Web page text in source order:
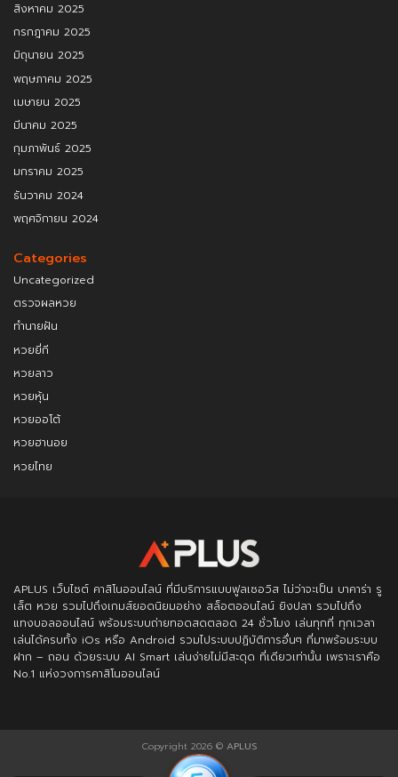
สิงหาคม 2025
กรกฎาคม 2025
มิถุนายน 2025
พฤษภาคม 2025
เมษายน 2025
มีนาคม 2025
กุมภาพันธ์ 2025
มกราคม 2025
ธันวาคม 2024
พฤศจิกายน 2024
Categories
Uncategorized
ตรวจผลหวย
ทำนายฝัน
หวยยี่กี
หวยลาว
หวยหุ้น
หวยออโต้
หวยฮานอย
หวยไทย
APLUS เว็บไซต์ คาสิโนออนไลน์ ที่มีบริการแบบฟูลเซอวิส ไม่ว่าจะเป็น บาคาร่า รู
เล็ต หวย รวมไปถึงเกมส์ยอดนิยมอย่าง สล็อตออนไลน์ ยิงปลา รวมไปถึง
แทงบอลออนไลน์ พร้อมระบบถ่ายทอดสดตลอด 24 ชั่วโมง เล่นทุกที่ ทุกเวลา
เล่นได้ครบทั้ง iOs หรือ Android รวมไประบบปฏิบัติการอื่นๆ ที่มาพร้อมระบบ
ฝาก – ถอน ด้วยระบบ AI Smart เล่นง่ายไม่มีสะดุด ที่เดียวเท่านั้น เพราะเราคือ
No.1 แห่งวงการคาสิโนออนไลน์
Copyright 2026 © APLUS